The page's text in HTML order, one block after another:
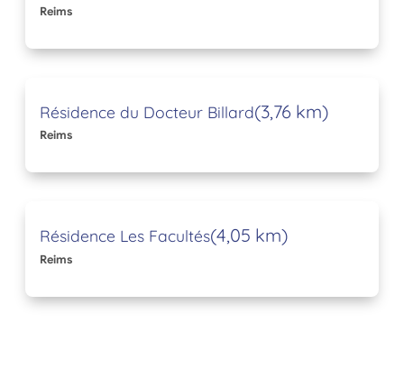
Reims
Résidence du Docteur Billard(3,76 km)
Reims
Résidence Les Facultés(4,05 km)
Reims